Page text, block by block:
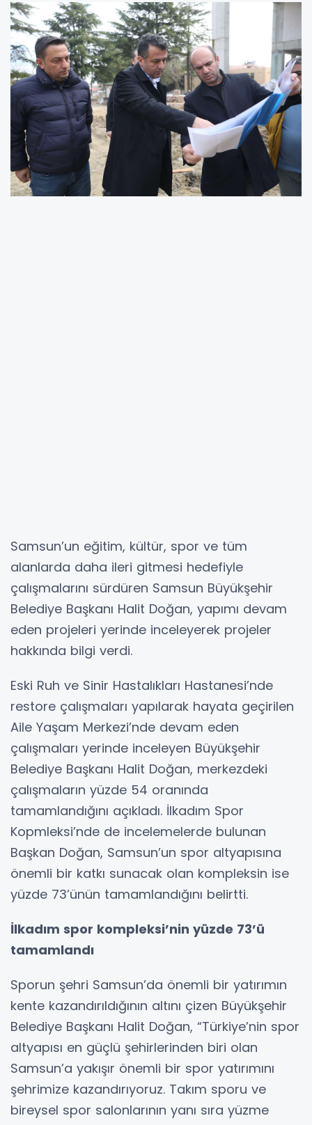
Samsun’un eğitim, kültür, spor ve tüm
alanlarda daha ileri gitmesi hedefiyle
çalışmalarını sürdüren Samsun Büyükşehir
Belediye Başkanı Halit Doğan, yapımı devam
eden projeleri yerinde inceleyerek projeler
hakkında bilgi verdi.
Eski Ruh ve Sinir Hastalıkları Hastanesi’nde
restore çalışmaları yapılarak hayata geçirilen
Aile Yaşam Merkezi’nde devam eden
çalışmaları yerinde inceleyen Büyükşehir
Belediye Başkanı Halit Doğan, merkezdeki
çalışmaların yüzde 54 oranında
tamamlandığını açıkladı. İlkadım Spor
Kopmleksi’nde de incelemelerde bulunan
Başkan Doğan, Samsun’un spor altyapısına
önemli bir katkı sunacak olan kompleksin ise
yüzde 73’ünün tamamlandığını belirtti.
İlkadım spor kompleksi’nin yüzde 73’ü
tamamlandı
Sporun şehri Samsun’da önemli bir yatırımın
kente kazandırıldığının altını çizen Büyükşehir
Belediye Başkanı Halit Doğan, “Türkiye’nin spor
altyapısı en güçlü şehirlerinden biri olan
Samsun’a yakışır önemli bir spor yatırımını
şehrimize kazandırıyoruz. Takım sporu ve
bireysel spor salonlarının yanı sıra yüzme